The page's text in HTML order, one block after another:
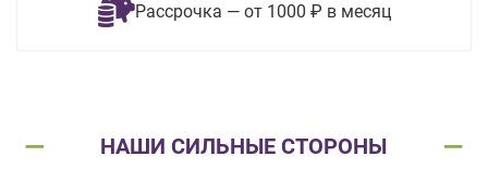
Рассрочка — от 1000 ₽ в месяц
НАШИ СИЛЬНЫЕ СТОРОНЫ